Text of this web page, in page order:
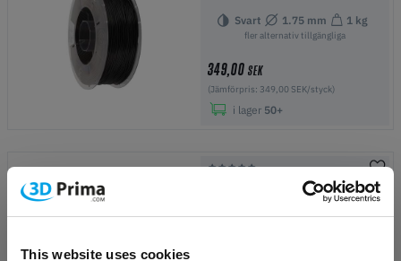
This website uses cookies
Svart 1.75 mm 1 kg
fler alternativ tillgängliga
349,00 SEK
(Jämförpris: 349,00 SEK/styck)
i lager 50+
PrimaCreator™ EasyPrint FLEX